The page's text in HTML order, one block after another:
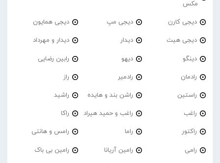
مکس
دیجی کارن دیجی مپ دیجی همایون
دیجی هیت دیدار دیدار و مهرداد
دینگو دیهو رابین رضایی
رادمان رادمیر راز
راستین راشن بند و هایده راشید
راغب راغب و حمید هیراد راکا
راکتور راما رامس و هانتی
رامی رامین آریانا رامین بی باک